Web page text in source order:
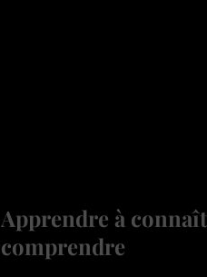
Apprendre à
comprendre